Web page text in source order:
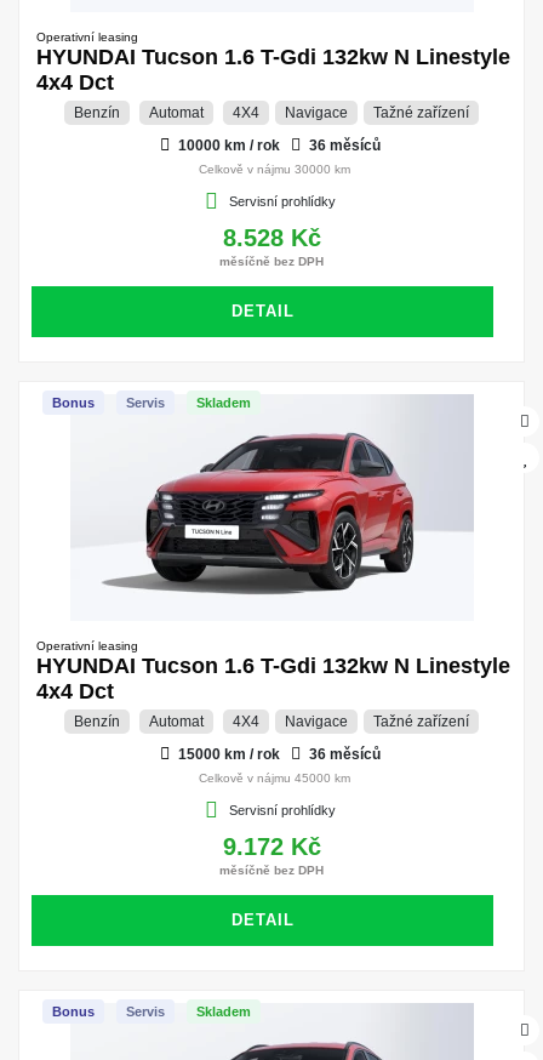
Operativní leasing
HYUNDAI Tucson 1.6 T-Gdi 132kw N Linestyle
4x4 Dct
Benzín Automat 4X4 Navigace
Tažné zařízení
10000 km / rok
36 měsíců
Celkově v nájmu 30000 km
Servisní prohlídky
8.528 Kč
měsíčně bez DPH
DETAIL
Skladem
Servis
Bonus
Operativní leasing
HYUNDAI Tucson 1.6 T-Gdi 132kw N Linestyle
4x4 Dct
Benzín Automat 4X4 Navigace
Tažné zařízení
15000 km / rok
36 měsíců
Celkově v nájmu 45000 km
Servisní prohlídky
9.172 Kč
měsíčně bez DPH
DETAIL
Skladem
Servis
Bonus